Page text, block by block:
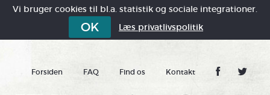
Vi bruger cookies til bl.a. statistik og sociale integrationer.
OK Læs privatlivspolitik
Forsiden FAQ Find os Kontakt